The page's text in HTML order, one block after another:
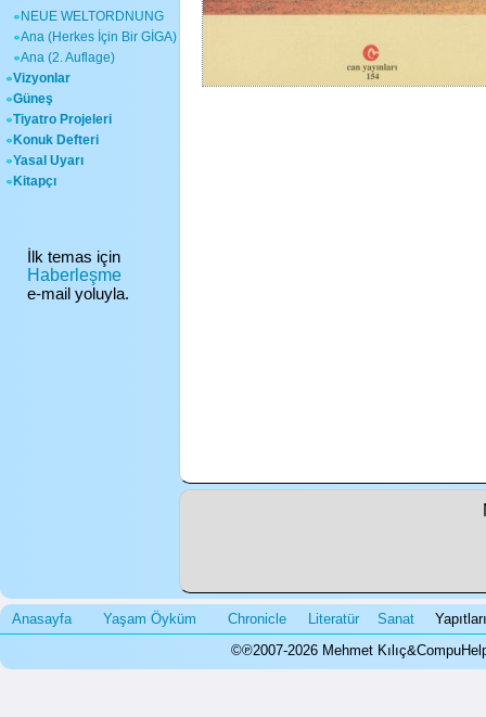
NEUE WELTORDNUNG
Ana (Herkes İçin Bir GİGA)
Ana (2. Auflage)
Vizyonlar
Güneş
Tiyatro Projeleri
Konuk Defteri
Yasal Uyarı
Kitapçı
İlk temas için
Haberleşme
e-mail yoluyla.
Anasayfa Yaşam Öyküm Chronicle Literatür Sanat
©℗2007-2026 Mehmet